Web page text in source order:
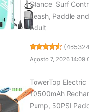
Stance, Surf
Leash, Paddle
Adult
(
Agosto 7, 2026 14:09
TowerTop Electric
10500mAh
Pump, 50PSI